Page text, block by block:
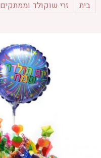
בית זרי שוקולד וממתקים